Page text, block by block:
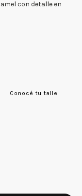
con detalle en
Conocé tu talle